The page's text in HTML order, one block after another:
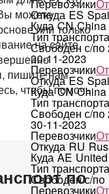
Перевозчики
Откуда ES
Куда CN China
Тип транспорта
Свободен с/по
30-11-2023
Перевозчики
Откуда ES
Куда CN China
Тип транспорта
Свободен с/по
30-11-2023
Перевозчики
Откуда RU
Куда AE
Тип транспорта
Свободен с/по
Перевозчики
можете
или только
на сайте
пишите нам
чтобы помочь
по